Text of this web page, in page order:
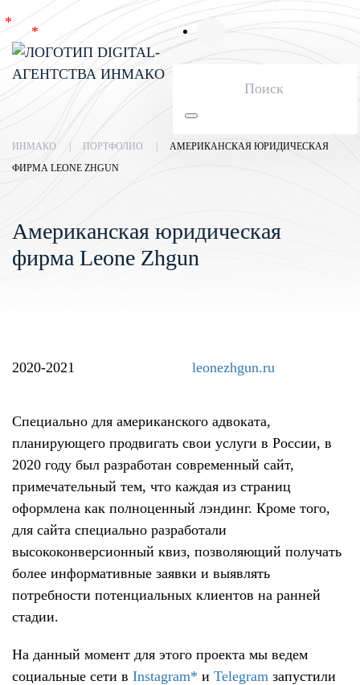
Skip to main content
ИНМАКО ПОРТФОЛИО
АМЕРИКАНСКАЯ ЮРИДИЧЕСКАЯ
ФИРМА LEONE ZHGUN
Американская юридическая
фирма Leone Zhgun
2020-2021 leonezhgun.ru
Специально для американского адвоката,
планирующего продвигать свои услуги в России, в
2020 году был разработан современный сайт,
примечательный тем, что каждая из страниц
оформлена как полноценный лэндинг. Кроме того,
для сайта специально разработали
высококонверсионный квиз, позволяющий получать
более информативные заявки и выявлять
потребности потенциальных клиентов на ранней
стадии.
На данный момент для этого проекта мы ведем
социальные сети в Instagram* и Telegram запустили